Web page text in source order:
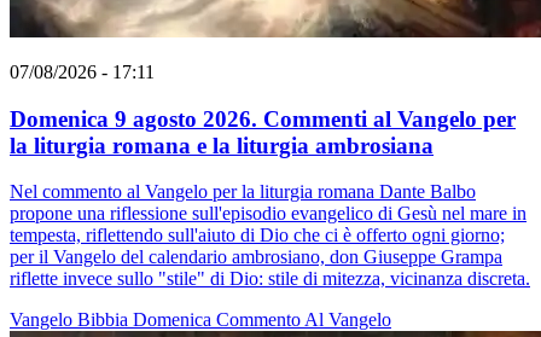
07/08/2026 - 17:11
Domenica 9 agosto 2026. Commenti al Vangelo per
la liturgia romana e la liturgia ambrosiana
Nel commento al Vangelo per la liturgia romana Dante Balbo
propone una riflessione sull'episodio evangelico di Gesù nel mare in
tempesta, riflettendo sull'aiuto di Dio che ci è offerto ogni giorno;
per il Vangelo del calendario ambrosiano, don Giuseppe Grampa
riflette invece sullo "stile" di Dio: stile di mitezza, vicinanza discreta.
Vangelo Bibbia Domenica Commento Al Vangelo